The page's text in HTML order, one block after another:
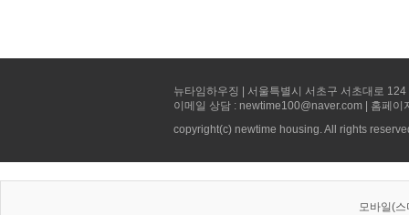
뉴타임하우징 | 서울특별시 서초구 서초대로
이메일 상담 : newtime100@naver.com | 홈페
copyright(c) newtime housing. All rights
모바일(